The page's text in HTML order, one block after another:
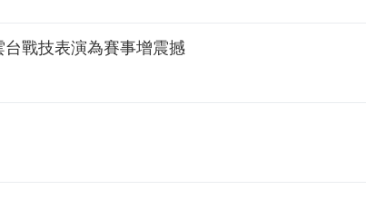
戰技表演為賽事增震撼